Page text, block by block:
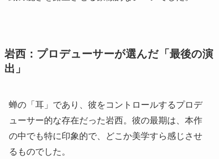
岩西：プロデューサーが選んだ「最後の演
出」
蝉の「耳」であり、彼をコントロールするプロデ
ューサー的な存在だった岩西。彼の最期は、本作
の中でも特に印象的で、どこか美学すら感じさせ
るものでした。